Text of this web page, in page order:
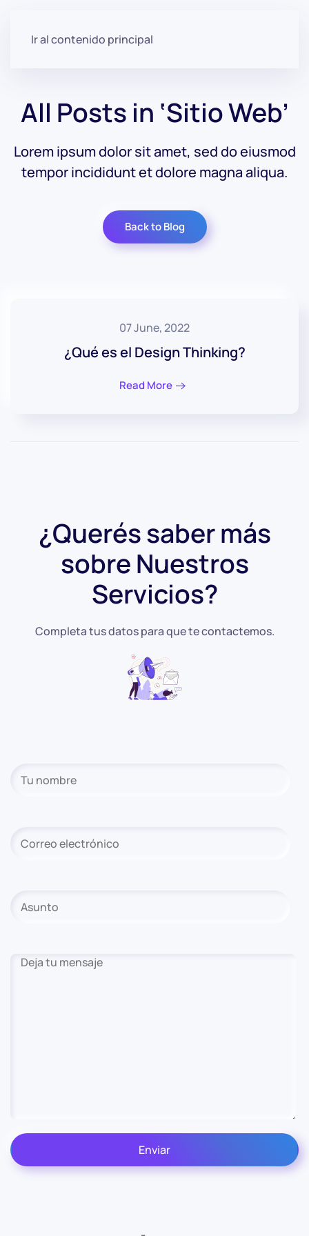
Ir al contenido principal
All Posts in ‘Sitio Web’
Lorem ipsum dolor sit amet, sed do eiusmod
tempor incididunt et dolore magna aliqua.
Back to Blog
07 June, 2022
¿Qué es el Design Thinking?
Read More
¿Querés saber más
sobreNuestros
Servicios?
Completa tus datos para que te contactemos.